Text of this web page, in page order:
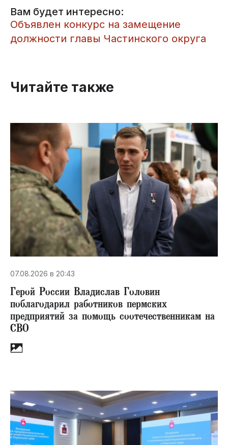
Вам будет интересно:
Объявлен конкурс на замещение
должности главы Частинского округа
Читайте также
07.08.2026 в 20:43
Герой России Владислав Головин
поблагодарил работников пермских
предприятий за помощь соотечественникам на
СВО